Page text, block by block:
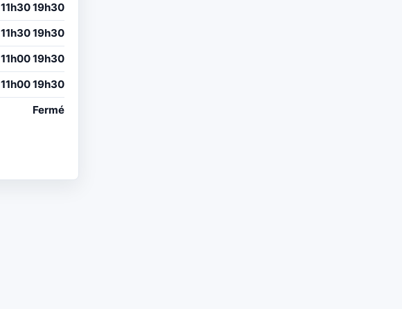
11h30 19h30
11h30 19h30
11h00 19h30
11h00 19h30
Fermé